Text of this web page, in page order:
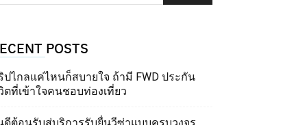
POSTS
ปไกลแค่ไหนก็สบายใจ ถ้ามี FWD ประกัน
ตที่เข้าใจคนชอบท่องเที่ยว